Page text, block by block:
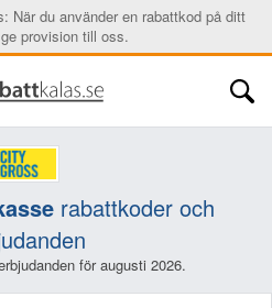
När du använder en rabattkod på ditt
provision till oss.
rabattkoder och
för augusti 2026.